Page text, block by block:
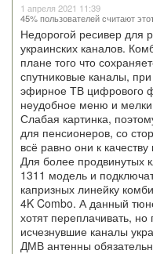
1 апреля 2021 11:39
45% пользователей считают
Недорогой ресивер для
украинских каналов.
плане того что
спутниковые каналы,
эфирное ТВ цифрового
неудобное меню и
Слабая картинка,
для пенсионеров, со
всё равно они к
Для более продвинутых
1311 модель и
капризных линейку
4K Combo. А данный
хотят переплачивать,
исчезнувшие каналы
ДМВ антенны